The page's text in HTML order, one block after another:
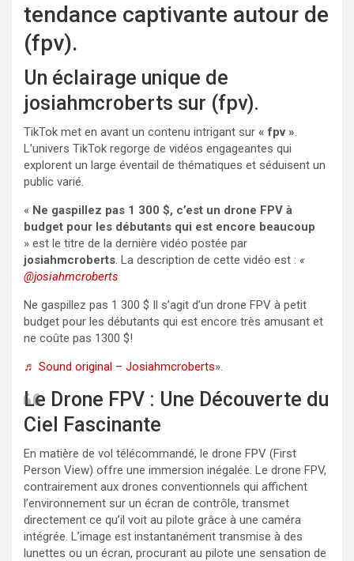
tendance captivante autour de
(fpv).
Un éclairage unique de
josiahmcroberts sur (fpv).
TikTok met en avant un contenu intrigant sur « fpv ».
L’univers TikTok regorge de vidéos engageantes qui
explorent un large éventail de thématiques et séduisent un
public varié.
« Ne gaspillez pas 1 300 $, c’est un drone FPV à
budget pour les débutants qui est encore beaucoup
» est le titre de la dernière vidéo postée par
josiahmcroberts. La description de cette vidéo est : «
@josiahmcroberts
Ne gaspillez pas 1 300 $ Il s’agit d’un drone FPV à petit
budget pour les débutants qui est encore très amusant et
ne coûte pas 1300 $!
♬ Sound original – Josiahmcroberts».
Le Drone FPV : Une Découverte du
Ciel Fascinante
En matière de vol télécommandé, le drone FPV (First
Person View) offre une immersion inégalée. Le drone FPV,
contrairement aux drones conventionnels qui affichent
l’environnement sur un écran de contrôle, transmet
directement ce qu’il voit au pilote grâce à une caméra
intégrée. L’image est instantanément transmise à des
lunettes ou un écran, procurant au pilote une sensation de